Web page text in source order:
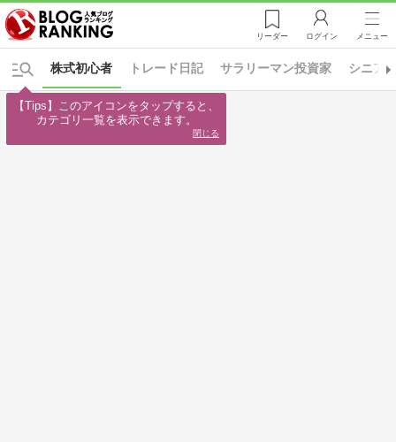
リーダー ログイン メニュー
トレード日記 サラリーマン投資家 シニア
株式初心者
【Tips】このアイコンをタップすると、
カテゴリ一覧を表示できます。
閉じる